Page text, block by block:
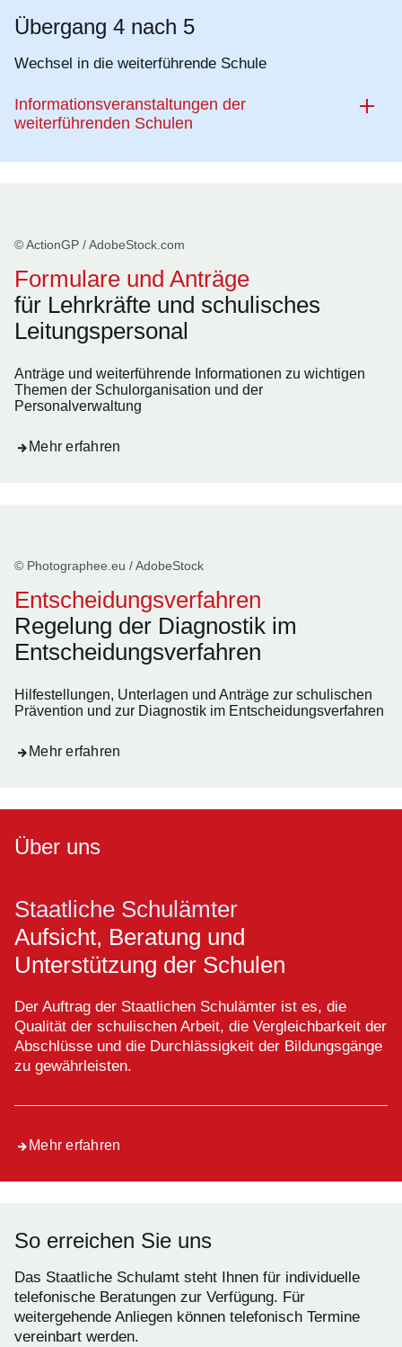
Übergang 4 nach 5
Wechsel in die weiterführende Schule
Informationsveranstaltungen der
weiterführenden Schulen
© ActionGP / AdobeStock.com
Formulare und Anträge
für Lehrkräfte und schulisches
Leitungspersonal
Anträge und weiterführende Informationen zu wichtigen
Themen der Schulorganisation und der
Personalverwaltung
Mehr erfahren
© Photographee.eu / AdobeStock
Entscheidungsverfahren
Regelung der Diagnostik im
Entscheidungsverfahren
Hilfestellungen, Unterlagen und Anträge zur schulischen
Prävention und zur Diagnostik im Entscheidungsverfahren
Mehr erfahren
Über uns
Staatliche Schulämter
Aufsicht, Beratung und
Unterstützung der Schulen
Der Auftrag der Staatlichen Schulämter ist es, die
Qualität der schulischen Arbeit, die Vergleichbarkeit der
Abschlüsse und die Durchlässigkeit der Bildungsgänge
zu gewährleisten.
Mehr erfahren
So erreichen Sie uns
Das Staatliche Schulamt steht Ihnen für individuelle
telefonische Beratungen zur Verfügung. Für
weitergehende Anliegen können telefonisch Termine
vereinbart werden.